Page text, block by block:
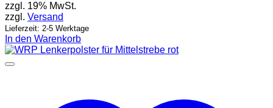
zzgl. 19% MwSt.
zzgl. Versand
Lieferzeit: 2-5 Werktage
In den Warenkorb